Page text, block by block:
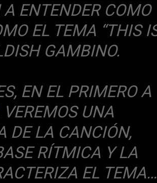
ENTENDER COMO
EL TEMA “THIS
GAMBINO.
EN EL PRIMERO A
VEREMOS UNA
DE LA CANCIÓN,
RÍTMICA Y LA
EL TEMA…